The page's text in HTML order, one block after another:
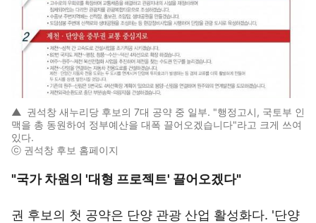
▲ 권석창 새누리당 후보의 7대 공약 중 일부. "행정고시, 국토부 인
맥을 총 동원하여 정부예산을 대폭 끌어오겠습니다"라고 크게 쓰여
있다.
ⓒ 권석창 후보 홈페이지
"국가 차원의 '대형 프로젝트' 끌어오겠다"
권 후보의 첫 공약은 단양 관광 산업 활성화다. '단양